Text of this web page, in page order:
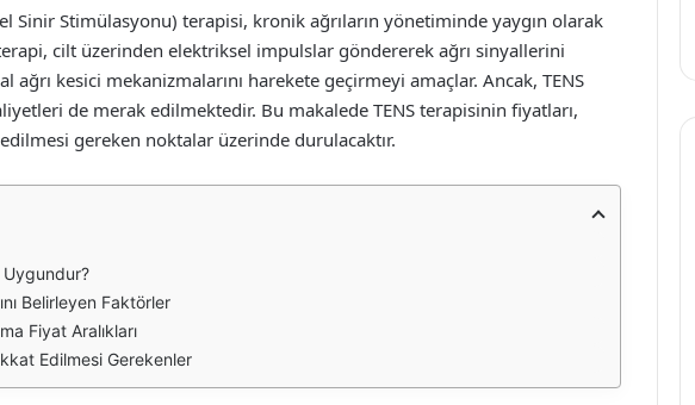
Sinir Stimülasyonu) terapisi, kronik ağrıların yönetiminde yaygın olarak
cilt üzerinden elektriksel impulslar göndererek ağrı sinyallerini
kesici mekanizmalarını harekete geçirmeyi amaçlar. Ancak, TENS
de merak edilmektedir. Bu makalede TENS terapisinin fiyatları,
gereken noktalar üzerinde durulacaktır.
Uygundur?
Belirleyen Faktörler
Fiyat Aralıkları
Edilmesi Gerekenler